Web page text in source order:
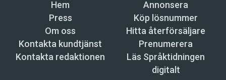
Hem
Annonsera
Press
Köp lösnummer
Om oss
Hitta återförsäljare
Kontakta kundtjänst
Prenumerera
Kontakta redaktionen
Läs Språktidningen
digitalt